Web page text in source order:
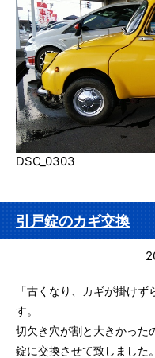
DSC_0303
引戸錠のカギ交換
「古くなり、カギが掛け
す。
切欠き穴が割と大きかった
錠に交換させて致しました